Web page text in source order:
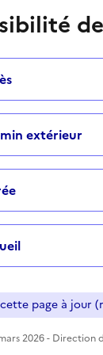
extérieur
page à jour
2026 -